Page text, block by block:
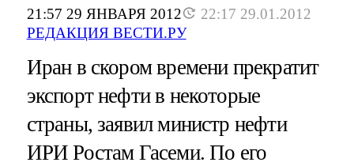
21:57 29 ЯНВАРЯ 2012
22:17 29.01.2012
РЕДАКЦИЯ ВЕСТИ.РУ
Иран в скором времени прекратит
экспорт нефти в некоторые
страны, заявил министр нефти
ИРИ Ростам Гасеми. По его